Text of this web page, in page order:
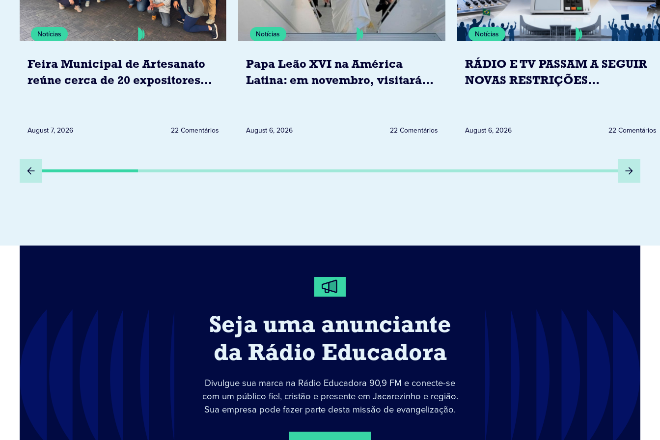
Notícias
Feira Municipal de Artesanato
reúne cerca de 20 expositores
August 7, 2026 22 Comentários
Notícias
Papa Leão XVI na América
Latina: em novembro, visitará
August 6, 2026 22 Comentários
Notícias
RÁDIO E TV PASSAM A SEGUIR
NOVAS RESTRIÇÕES
August 6, 2026 22 Comentários
Seja uma anunciante
da Rádio Educadora
Divulgue sua marca na Rádio Educadora 90,9 FM e conecte-se
com um público fiel, cristão e presente em Jacarezinho e região.
Sua empresa pode fazer parte desta missão de evangelização.